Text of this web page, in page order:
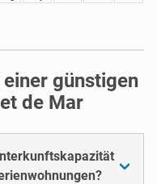
einer günstigen
de Mar